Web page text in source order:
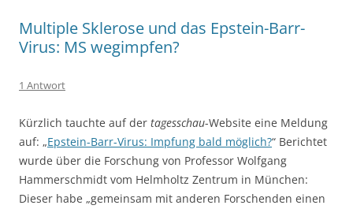
Multiple Sklerose und das Epstein-Barr-
Virus: MS wegimpfen?
1 Antwort
Kürzlich tauchte auf der tagesschau-Website eine Meldung
auf: „Epstein-Barr-Virus: Impfung bald möglich?“ Berichtet
wurde über die Forschung von Professor Wolfgang
Hammerschmidt vom Helmholtz Zentrum in München:
Dieser habe „gemeinsam mit anderen Forschenden einen